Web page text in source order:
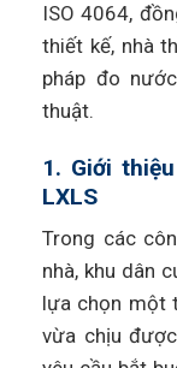
ISO 4064,
thiết kế, nhà
pháp đo
thuật.
1. Giới
LXLS
Trong các
nhà, khu dân
lựa chọn một
vừa chịu